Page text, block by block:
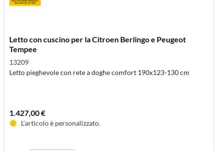
Letto con cuscino per la Citroen Berlingo e Peugeot
Tempee
13209
Letto pieghevole con rete a doghe comfort 190x123-130 cm
1.427,00 €
L'articolo è personalizzato.